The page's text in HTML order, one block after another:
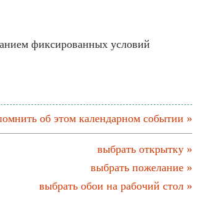
фиксированных условий
об этом календарном событии »
выбрать открытку »
выбрать пожелание »
выбрать обои на рабочий стол »